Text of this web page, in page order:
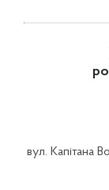
вул. Капітана